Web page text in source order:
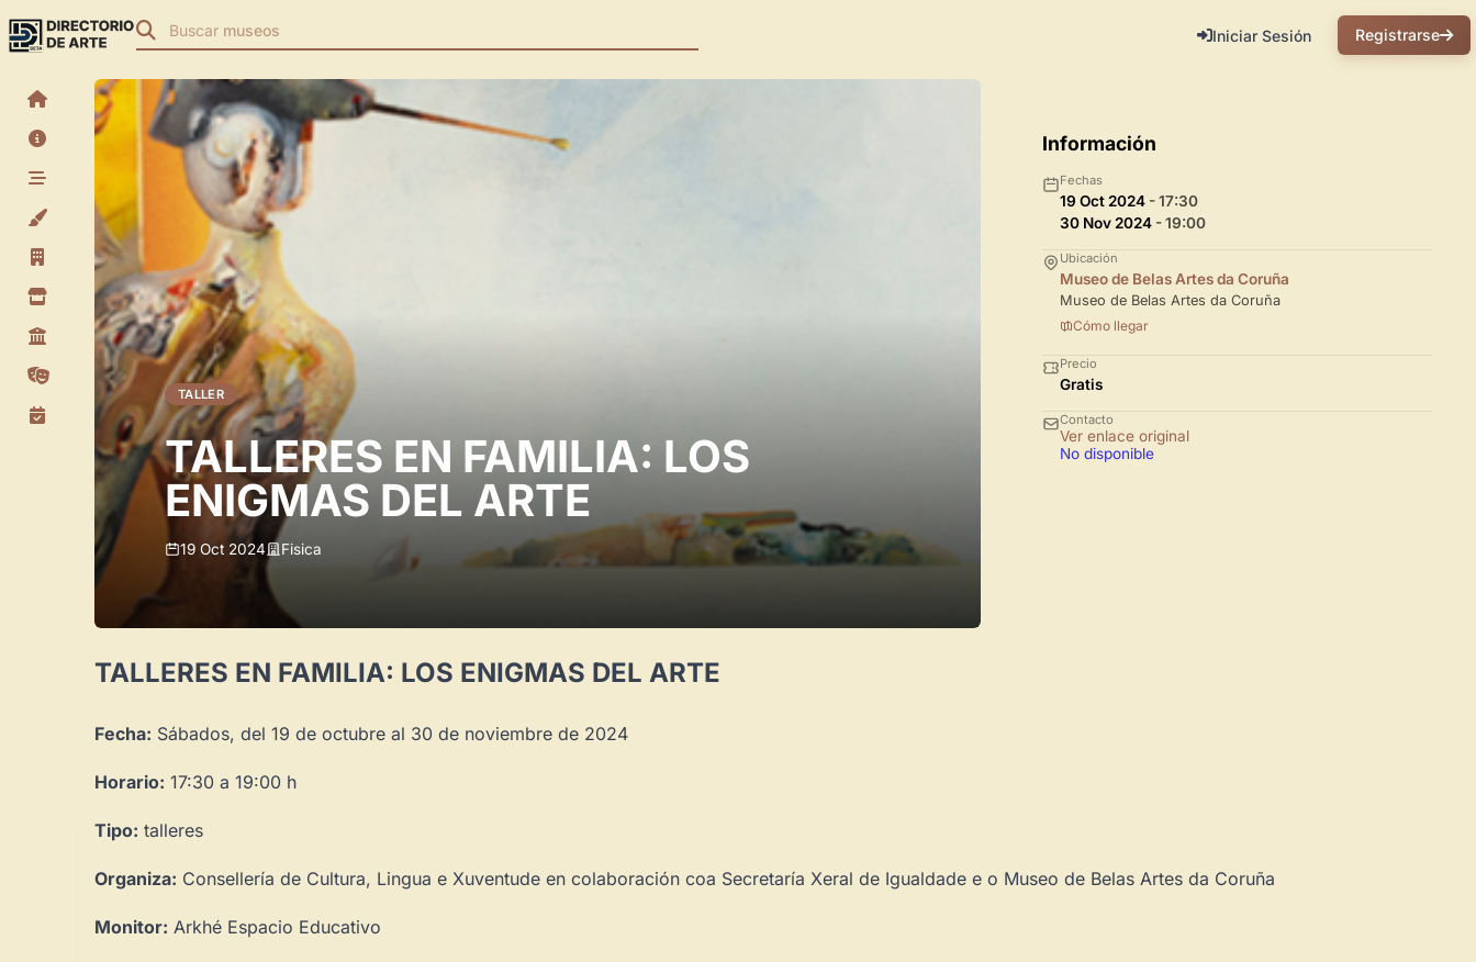
Buscar museos Iniciar Sesión Registrarse
TALLER
TALLERES EN FAMILIA: LOS
ENIGMAS DEL ARTE
19 Oct 2024 Fisica
Información
Fechas
19 Oct 2024 - 17:30
30 Nov 2024 - 19:00
Ubicación
Museo de Belas Artes da Coruña
Museo de Belas Artes da Coruña
Cómo llegar
Precio
Gratis
Contacto
Ver enlace original
No disponible
TALLERES EN FAMILIA: LOS ENIGMAS DEL ARTE
Fecha: Sábados, del 19 de octubre al 30 de noviembre de 2024
Horario: 17:30 a 19:00 h
Tipo: talleres
Organiza: Consellería de Cultura, Lingua e Xuventude en colaboración coa Secretaría Xeral de Igualdade e o Museo de Belas Artes da Coruña
Monitor: Arkhé Espacio Educativo